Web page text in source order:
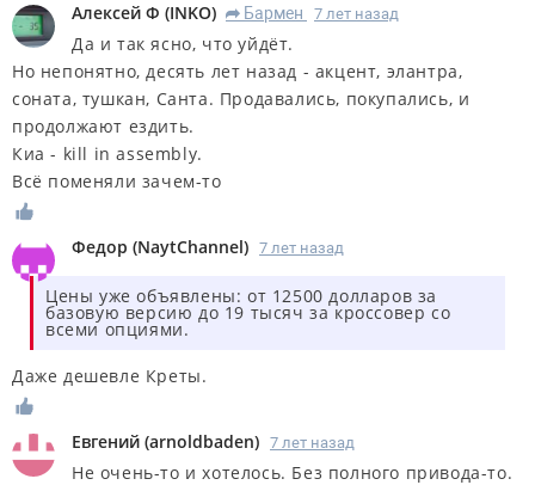
Алексей Ф (INKO) R Бармен 7 лет назад
Да и так ясно, что уйдёт.
Но непонятно, десять лет назад - акцент, элантра,
соната, тушкан, Санта. Продавались, покупались, и
продолжают ездить.
Киа - kill in assembly.
Всё поменяли зачем-то
Федор (NaytChannel) 7 лет назад
Цены уже объявлены: от 12500 долларов за
базовую версию до 19 тысяч за кроссовер со
всеми опциями.
Даже дешевле Креты.
Евгений (arnoldbaden) 7 лет назад
Не очень-то и хотелось. Без полного привода-то.